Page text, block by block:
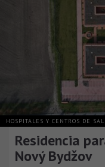
HOSPITALES Y CENTROS DE
Residencia
Nový Bydžov